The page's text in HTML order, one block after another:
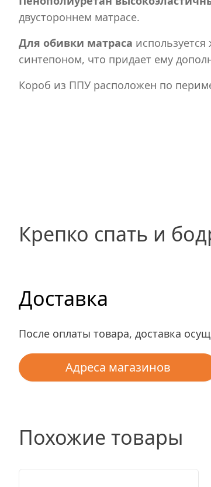
двустороннем матрасе.
Для обивки матраса
синтепоном, что придает ему
Короб из ППУ расположен по
Крепко спать и
Доставка
После оплаты товара, доставка
Адреса магазинов
Похожие товары